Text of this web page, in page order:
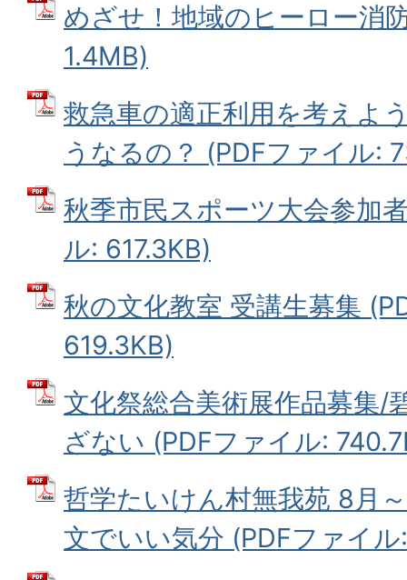
めざせ！地域のヒーロー消
1.4MB)
救急車の適正利用を考えよ
うなるの？ (PDFファイル:
秋季市民スポーツ大会参加
ル: 617.3KB)
秋の文化教室 受講生募集
619.3KB)
文化祭総合美術展作品募集/
ざない (PDFファイル:
哲学たいけん村無我苑 8月
文でいい気分 (PDFファイ